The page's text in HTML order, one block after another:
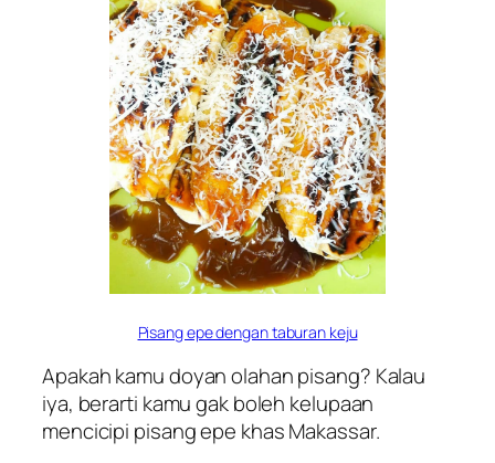
Pisang epe dengan taburan keju
Apakah kamu doyan olahan pisang? Kalau
iya, berarti kamu gak boleh kelupaan
mencicipi pisang epe khas Makassar.